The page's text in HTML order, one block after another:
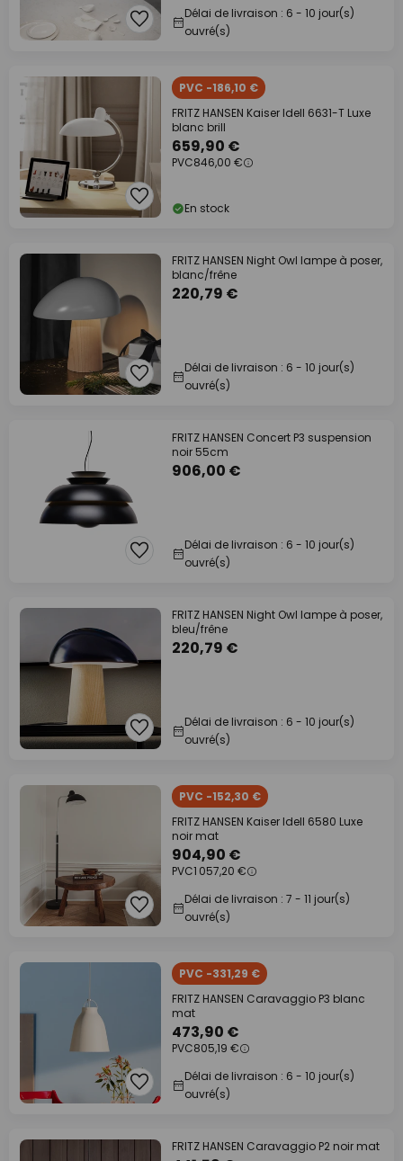
Délai de livraison : 6 - 10 jour(s)
ouvré(s)
PVC -186,10 €
FRITZ HANSEN Kaiser Idell 6631-T Luxe
blanc brill
659,90 €
PVC846,00 €
En stock
FRITZ HANSEN Night Owl lampe à poser,
blanc/frêne
220,79 €
Délai de livraison : 6 - 10 jour(s)
ouvré(s)
FRITZ HANSEN Concert P3 suspension
noir 55cm
906,00 €
Délai de livraison : 6 - 10 jour(s)
ouvré(s)
FRITZ HANSEN Night Owl lampe à poser,
bleu/frêne
220,79 €
Délai de livraison : 6 - 10 jour(s)
ouvré(s)
PVC -152,30 €
FRITZ HANSEN Kaiser Idell 6580 Luxe
noir mat
904,90 €
PVC1 057,20 €
Délai de livraison : 7 - 11 jour(s)
ouvré(s)
PVC -331,29 €
FRITZ HANSEN Caravaggio P3 blanc
mat
473,90 €
PVC805,19 €
Délai de livraison : 6 - 10 jour(s)
ouvré(s)
FRITZ HANSEN Caravaggio P2 noir mat